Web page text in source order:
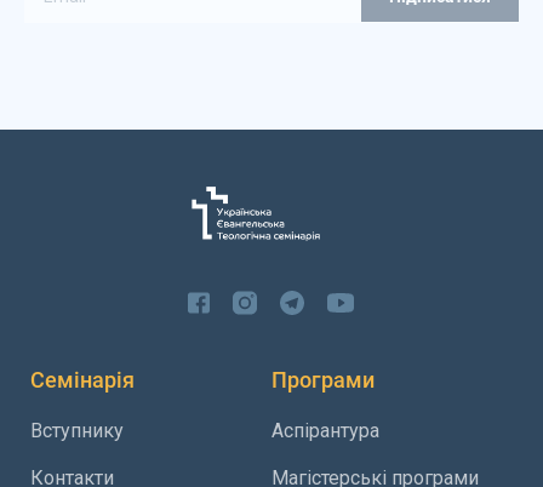
Семінарія
Вступнику
Контакти
Програми
Аспірантура
Магістерські програми